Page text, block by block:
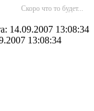
Скоро что то будет...
14.09.2007 13:08:34
13:08:34